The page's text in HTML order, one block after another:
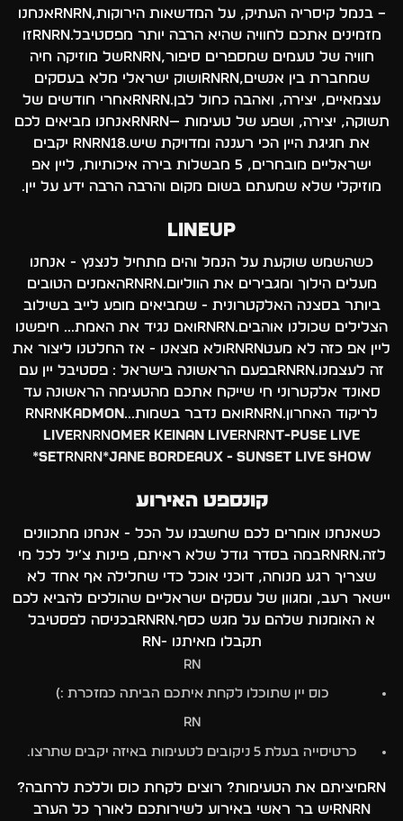
– בנמל קיסריה העתיק, על המדשאות הירוקות,rnrnאנחנו
מזמינים אתכם לחוויה שהיא הרבה יותר מפסטיבל.rnrnזו
חוויה של טעמים שמספרים סיפור,rnrnשל מוזיקה חיה
שמחברת בין אנשים,rnrnושוק ישראלי מלא בעסקים
עצמאיים, יצירה, ואהבה כחול לבן.rnrnאחרי חודשים של
תשוקה, יצירה, ושפע של טעימות —rnrnאנחנו מביאים לכם
את חגיגת היין הכי רעננה ומדויקת שיש.rnrn18 יקבים
ישראליים מובחרים, 5 מבשלות בירה איכותיות, ליין אפ
מוזיקלי שלא שמעתם בשום מקום והרבה הרבה ידע על יין.
LINEUP
כשהשמש שוקעת על הנמל והים מתחיל לנצנץ - אנחנו
מעלים הילוך ומגבירים את הווליום.rnrnהאמנים הטובים
ביותר בסצנה האלקטרונית - שמביאים מופע לייב בשילוב
הצלילים שכולנו אוהבים.rnrnואם נגיד את האמת... חיפשנו
ליין אפ כזה לא מעטrnrnולא מצאנו - אז החלטנו ליצור את
זה לעצמנו.rnrnבפעם הראשונה בישראל : פסטיבל יין עם
סאונד אלקטרוני חי שייקח אתכם מהטעימה הראשונה עד
לריקוד האחרון.rnrnואם נדבר בשמות...rnrn
KADMON
LIVErnrnOMER KEINAN LIVErnrnT-PUSE LIVE
SETrnrn*JANE BORDEAUX - SUNSET LIVE SHOW*
קונספט האירוע
כשאנחנו אומרים לכם שחשבנו על הכל - אנחנו מתכוונים
לזה.rnrnבמה בסדר גודל שלא ראיתם, פינות צ׳יל לכל מי
שצריך רגע מנוחה, דוכני אוכל כדי שחלילה אף אחד לא
יישאר רעב, ומגוון של עסקים ישראליים שהולכים להביא לכם
א האומנות שלהם על מגש כסף.rnrnבכניסה לפסטיבל
תקבלו מאיתנו -rn
rn
כוס יין שתוכלו לקחת איתכם הביתה כמזכרת :)
rn
כרטיסייה בעלת 5 ניקובים לטעימות באיזה יקבים שתרצו.
rnמיציתם את הטעימות? רוצים לקחת כוס וללכת לרחבה?
rnrnיש בר ראשי באירוע לשירותכם לאורך כל הערב